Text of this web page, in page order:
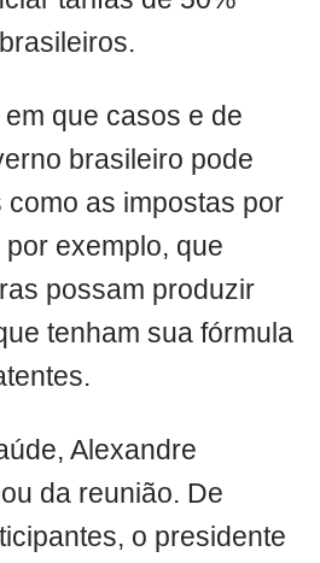
que casos e de
brasileiro pode
como as impostas por
exemplo, que
possam produzir
tenham sua fórmula
Alexandre
da reunião. De
o presidente